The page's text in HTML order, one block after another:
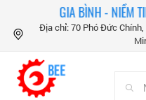
GIA BÌNH - NIỀM
Địa chỉ: 70 Phó Đức